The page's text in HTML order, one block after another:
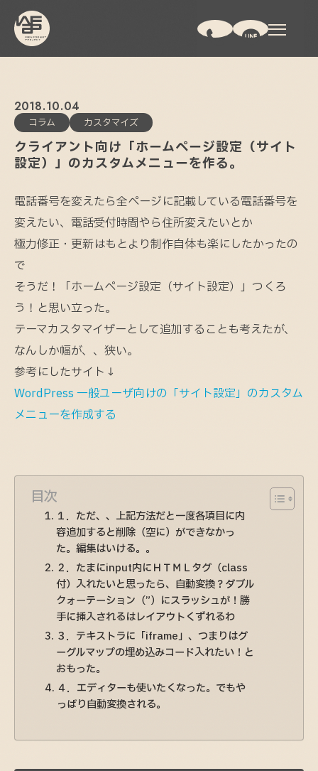
クライアント向け「ホームページ設定（サイト
設定）」のカスタムメニューを作る。
2018 10 04
コラム カスタマイズ
電話番号を変えたら全ページに記載している電話番号を
変えたい、電話受付時間やら住所変えたいとか
極力修正・更新はもとより制作自体も楽にしたかったの
で
そうだ！「ホームページ設定（サイト設定）」つくろ
う！と思い立った。
テーマカスタマイザーとして追加することも考えたが、
なんしか幅が、、狭い。
参考にしたサイト↓
WordPress 一般ユーザ向けの「サイト設定」のカスタム
メニューを作成する
目次
１．ただ、、上記方法だと一度各項目に内
容追加すると削除（空に）ができなかっ
た。編集はいける。。
２．たまにinput内にＨＴＭＬタグ（class
付）入れたいと思ったら、自動変換？ダブル
クォーテーション（”）にスラッシュが！勝
手に挿入されるはレイアウトくずれるわ
３．テキストラに「iframe」、つまりはグ
ーグルマップの埋め込みコード入れたい！と
おもった。
４．エディターも使いたくなった。でもや
っばり自動変換される。